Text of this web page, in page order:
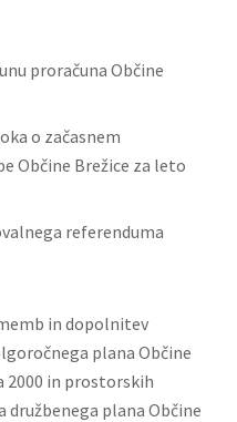
proračuna Občine
o začasnem
Občine Brežice za leto
referenduma
in dopolnitev
plana Občine
2000 in prostorskih
družbenega plana Občine